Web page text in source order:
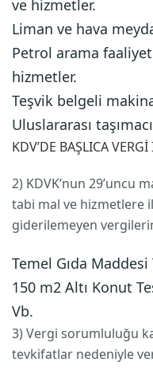
ve hizmetler.
Liman ve hava
Petrol arama
hizmetler.
Teşvik belgeli
Uluslararası
KDV’DE BAŞLICA
2) KDVK’nun 29’uncu
tabi mal ve hizmetlere
giderilemeyen
Temel Gıda
150 m2 Altı Konut
Vb.
3) Vergi sorumluluğu
tevkifatlar nedeniyle